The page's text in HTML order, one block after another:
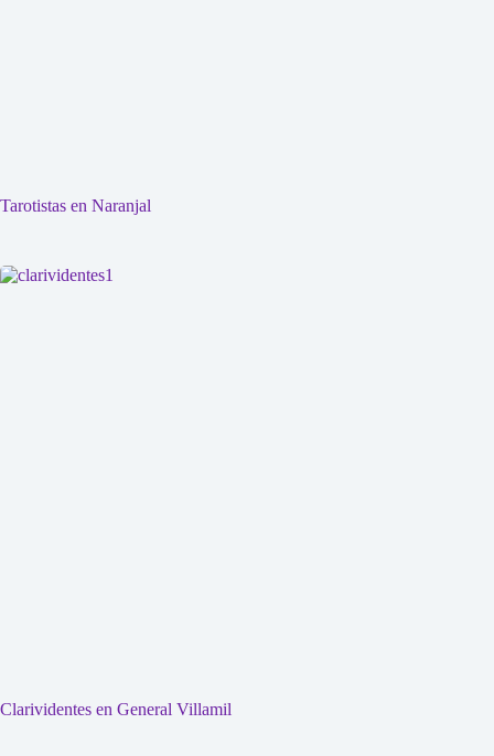
Tarotistas en Naranjal
Clarividentes en General Villamil